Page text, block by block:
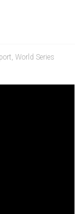
,World Series